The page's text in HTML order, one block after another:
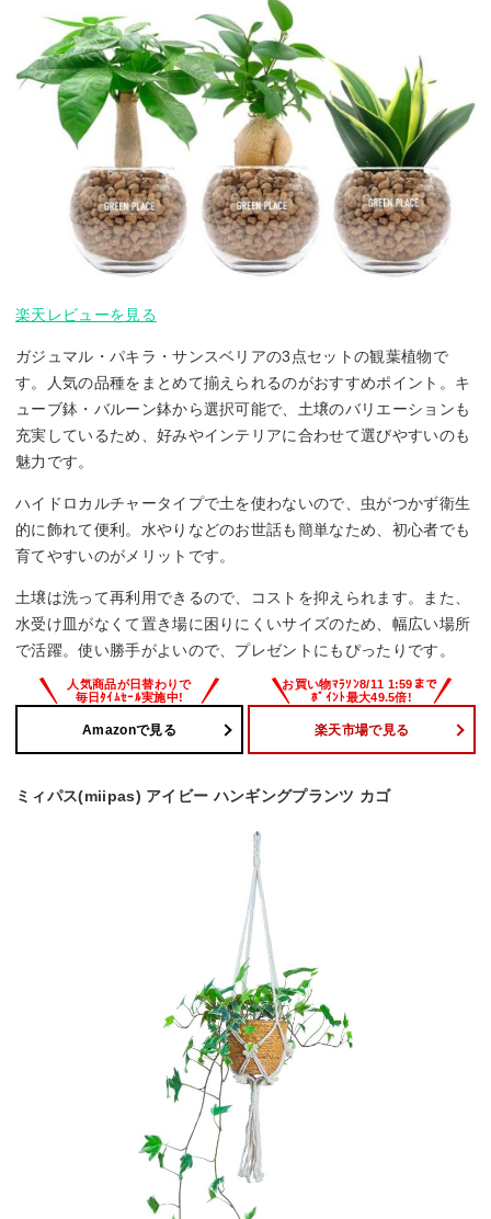
楽天レビューを見る
ガジュマル・パキラ・サンスベリアの3点セットの観葉植物で
す。人気の品種をまとめて揃えられるのがおすすめポイント。キ
ューブ鉢・バルーン鉢から選択可能で、土壌のバリエーションも
充実しているため、好みやインテリアに合わせて選びやすいのも
魅力です。
ハイドロカルチャータイプで土を使わないので、虫がつかず衛生
的に飾れて便利。水やりなどのお世話も簡単なため、初心者でも
育てやすいのがメリットです。
土壌は洗って再利用できるので、コストを抑えられます。また、
水受け皿がなくて置き場に困りにくいサイズのため、幅広い場所
で活躍。使い勝手がよいので、プレゼントにもぴったりです。
Amazonで見る 楽天市場で見る
ミィパス(miipas) アイビー ハンギングプランツ カゴ